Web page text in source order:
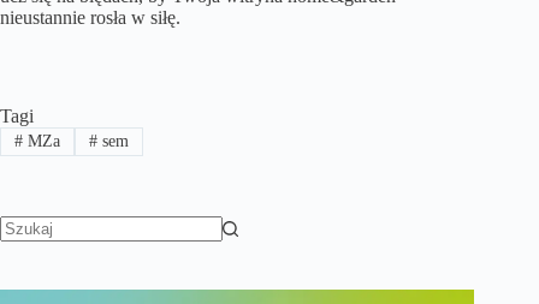
nieustannie rosła w siłę.
Tagi
#MZa #sem